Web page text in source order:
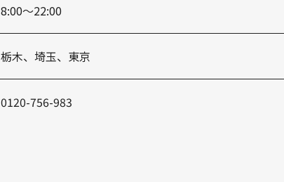
8:00〜22:00
栃木、埼玉、東京
0120-756-983